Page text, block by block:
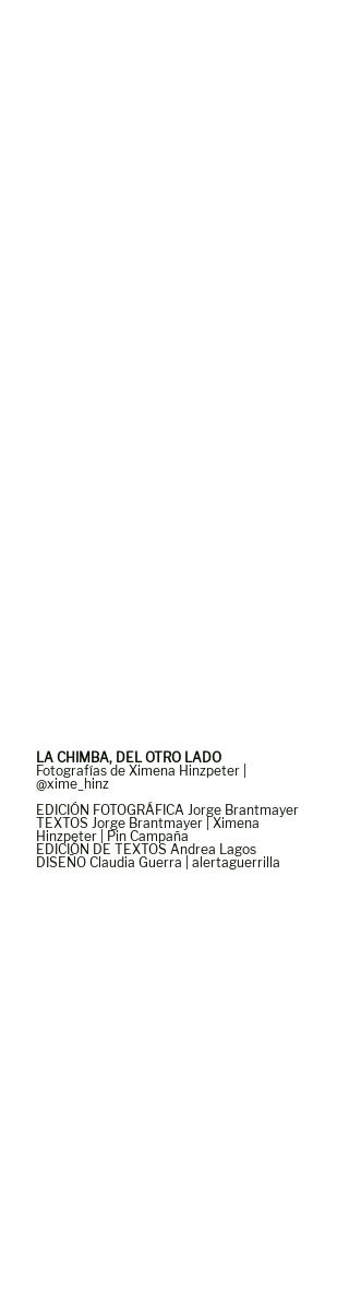
LA CHIMBA, DEL OTRO LADO
Fotografías de Ximena Hinzpeter |
@xime_hinz
EDICIÓN FOTOGRÁFICA Jorge Brantmayer
TEXTOS Jorge Brantmayer | Ximena
Hinzpeter | Pin Campaña
EDICIÓN DE TEXTOS Andrea Lagos
DISEÑO Claudia Guerra | alertaguerrilla